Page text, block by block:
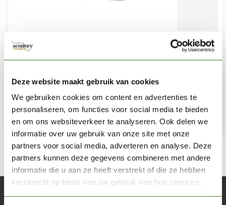
Deze website maakt gebruik van cookies
We gebruiken cookies om content en advertenties te
personaliseren, om functies voor social media te bieden
en om ons websiteverkeer te analyseren. Ook delen we
informatie over uw gebruik van onze site met onze
partners voor social media, adverteren en analyse. Deze
partners kunnen deze gegevens combineren met andere
informatie die u aan ze heeft verstrekt of die ze hebben
verzameld op basis van uw gebruik van hun services.
WOODLAND SCENICS
Accent Shakers - 2x - FS646
€8,30
Op voorraad
Abonneer je op onze nieuwsbrief